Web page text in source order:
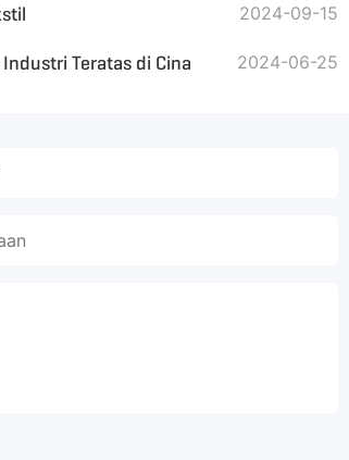
2024-09-15
Industri Teratas di Cina 2024-06-25